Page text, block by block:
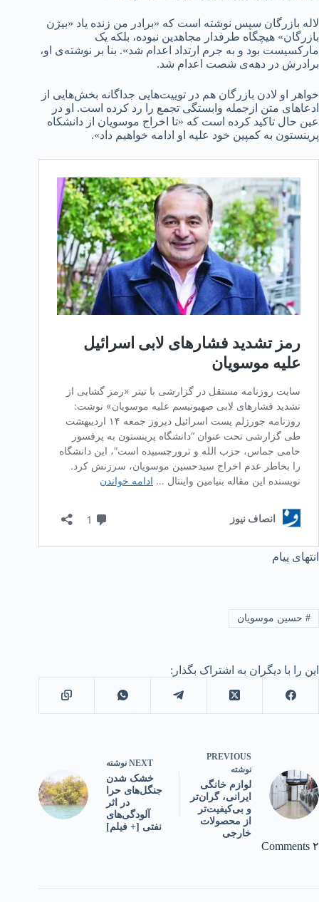
لاله بازرگان سپس نوشته است که «برادر من زنده یاد «بیژن
بازرگان» هیچگاه طرفدار مجاهدین نبوده، بلکه یک‌
مارکسیست بود و به جرم ارتداد اعدام شد». بنا بر نوشته‌ی او،
برادرش در دهه‌ی شصت اعدام شد.
خواهر او لادن بازرگان هم در توییت‌هایی جداگانه بخش‌هایی از
ادعاهای متن ازجمله وابستگی تجمع را رد کرده است. او در
عین حال تاکید کرده است که «تا اخراج موسویان از دانشکاه
پرینستون به کمپین خود علیه او ادامه خواهیم داد».
انتهای پیام
#حسین موسویان
این را با دیگران به اشتراک بگذار:
PREVIOUS
نوشته
لوازم خانگی
ایرانی، گران‌تر
و بی‌کیفیت‌تر
از محصولات
خارجی
NEXT نوشته
خشک شدن
جنگل‌های حرا
در اثر
آلودگی‌های
نفتی [+ فیلم]
۲ Comments